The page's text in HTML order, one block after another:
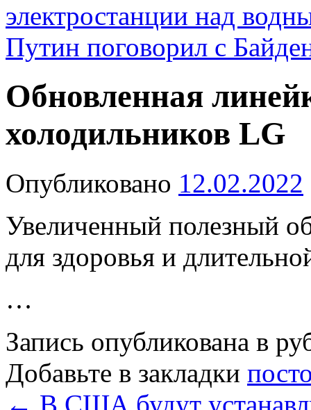
электростанции над
Путин поговорил с
Обновленная
холодильников LG
Опубликовано 12.02.2022
Увеличенный полезный
для здоровья и
…
Запись опубликована в
Добавьте в закладки
← В США будут